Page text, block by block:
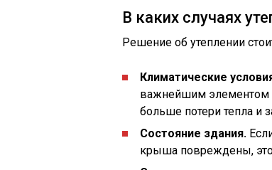
В каких случаях
Решение об утеплении
Климатические
важнейшим элементом
больше потери тепла и
Состояние здания.
крыша повреждены, это